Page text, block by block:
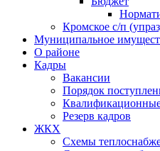
Кромское с/п
Муниципальное
О районе
Кадры
Вакансии
Порядок
Резерв кадров
ЖКХ
Схемы